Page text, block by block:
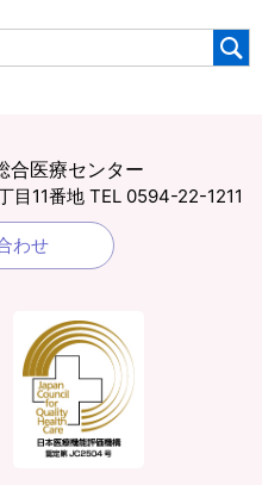
合医療センター
目11番地 TEL 0594-22-1211
わせ